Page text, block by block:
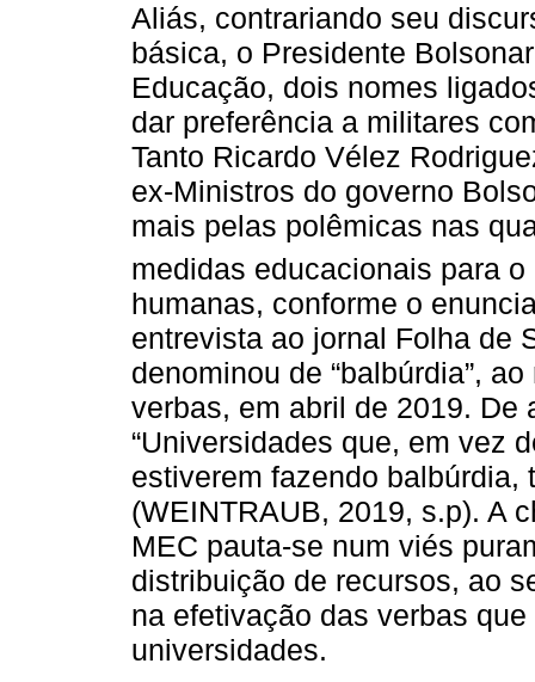
Aliás, contrariando seu
básica, o Presidente
Educação, dois nomes
dar preferência a militares
Tanto Ricardo Vélez
ex-Ministros do governo
mais pelas polêmicas nas
medidas educacionais para o
humanas, conforme o
entrevista ao jornal Folha de
denominou de “balbúrdia”,
verbas, em abril de 2019. De
“Universidades que, em vez
estiverem fazendo balbúrdia,
(WEINTRAUB, 2019, s.p). A
MEC pauta-se num viés
distribuição de recursos, ao
na efetivação das verbas
universidades.